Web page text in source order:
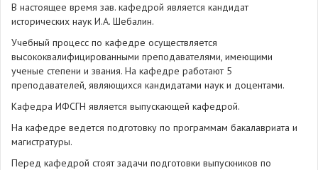
В настоящее время зав. кафедрой является кандидат
исторических наук И.А. Шебалин.
Учебный процесс по кафедре осуществляется
высококвалифицированными преподавателями, имеющими
ученые степени и звания. На кафедре работают 5
преподавателей, являющихся кандидатами наук и доцентами.
Кафедра ИФСГН является выпускающей кафедрой.
На кафедре ведется подготовку по программам бакалавриата и
магистратуры.
Перед кафедрой стоят задачи подготовки выпускников по